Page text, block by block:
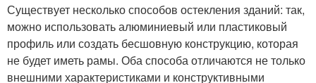
Существует несколько способов остекления зданий: так,
можно использовать алюминиевый или пластиковый
профиль или создать бесшовную конструкцию, которая
не будет иметь рамы. Оба способа отличаются не только
внешними характеристиками и конструктивными